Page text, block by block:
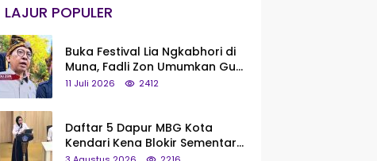
LAJUR POPULER
Buka Festival Lia Ngkabhori di
Muna, Fadli Zon Umumkan Gua
Metanduno Segera Naik Status
11 Juli 2026 2412
Daftar 5 Dapur MBG Kota
Kendari Kena Blokir Sementara
dari Pusat